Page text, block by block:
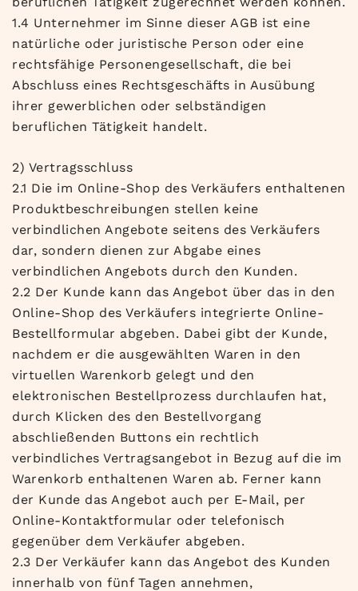
1.4 Unternehmer im Sinne dieser AGB ist eine
natürliche oder juristische Person oder eine
rechtsfähige Personengesellschaft, die bei
Abschluss eines Rechtsgeschäfts in Ausübung
ihrer gewerblichen oder selbständigen
beruflichen Tätigkeit handelt.
2) Vertragsschluss
2.1 Die im Online-Shop des Verkäufers enthaltenen
Produktbeschreibungen stellen keine
verbindlichen Angebote seitens des Verkäufers
dar, sondern dienen zur Abgabe eines
verbindlichen Angebots durch den Kunden.
2.2 Der Kunde kann das Angebot über das in den
Online-Shop des Verkäufers integrierte Online-
Bestellformular abgeben. Dabei gibt der Kunde,
nachdem er die ausgewählten Waren in den
virtuellen Warenkorb gelegt und den
elektronischen Bestellprozess durchlaufen hat,
durch Klicken des den Bestellvorgang
abschließenden Buttons ein rechtlich
verbindliches Vertragsangebot in Bezug auf die im
Warenkorb enthaltenen Waren ab. Ferner kann
der Kunde das Angebot auch per E-Mail, per
Online-Kontaktformular oder telefonisch
gegenüber dem Verkäufer abgeben.
2.3 Der Verkäufer kann das Angebot des Kunden
innerhalb von fünf Tagen annehmen,